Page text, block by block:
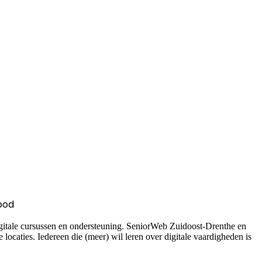
cursussen en ondersteuning. SeniorWeb Zuidoost-Drenthe en
Iedereen die (meer) wil leren over digitale vaardigheden is